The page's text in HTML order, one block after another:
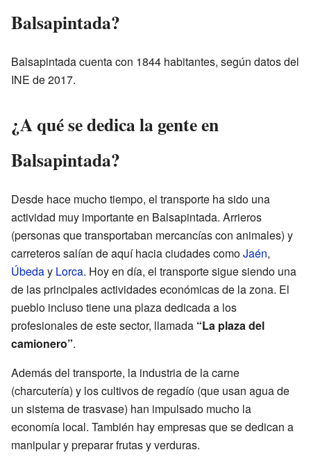
Balsapintada?
Balsapintada cuenta con 1844 habitantes, según datos del
INE de 2017.
¿A qué se dedica la gente en
Balsapintada?
Desde hace mucho tiempo, el transporte ha sido una
actividad muy importante en Balsapintada. Arrieros
(personas que transportaban mercancías con animales) y
carreteros salían de aquí hacia ciudades comoJaén,
Úbeday Lorca. Hoy en día, el transporte sigue siendo una
de las principales actividades económicas de la zona. El
pueblo incluso tiene una plaza dedicada a los
profesionales de este sector, llamada “La plaza del
camionero”.
Además del transporte, la industria de la carne
(charcutería) y los cultivos de regadío (que usan agua de
un sistema de trasvase) han impulsado mucho la
economía local. También hay empresas que se dedican a
manipular y preparar frutas y verduras.